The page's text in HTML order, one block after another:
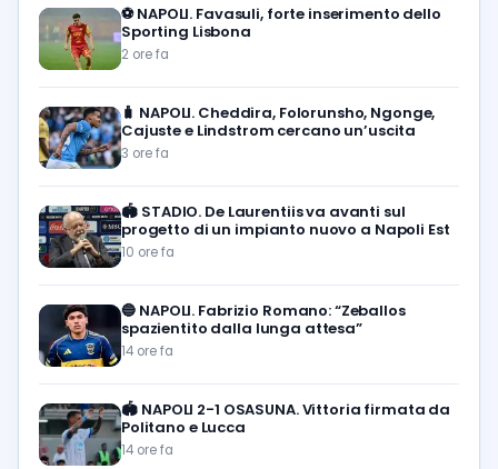
⚽️ NAPOLI. Favasuli, forte inserimento dello
Sporting Lisbona
2 ore fa
🧳 NAPOLI. Cheddira, Folorunsho, Ngonge,
Cajuste e Lindstrom cercano un’uscita
3 ore fa
🏟️ STADIO. De Laurentiis va avanti sul
progetto di un impianto nuovo a Napoli Est
10 ore fa
🔵 NAPOLI. Fabrizio Romano: “Zeballos
spazientito dalla lunga attesa”
14 ore fa
🏟️ NAPOLI 2-1 OSASUNA. Vittoria firmata da
Politano e Lucca
14 ore fa